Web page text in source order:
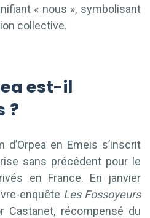
« nous », symbolisant
collective.
est-il
?
en Emeis s’inscrit
sans précédent pour le
en France. En janvier
enquête Les Fossoyeurs
Castanet, récompensé du